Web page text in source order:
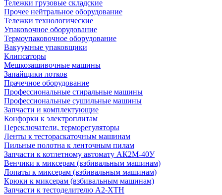
Тележки грузовые складские
Прочее нейтральное оборудование
Тележки технологические
Упаковочное оборудование
Термоупаковочное оборудование
Вакуумные упаковщики
Клипсаторы
Мешкозашивочные машины
Запайщики лотков
Прачечное оборудование
Профессиональные стиральные машины
Профессиональные сушильные машины
Запчасти и комплектующие
Конфорки к электроплитам
Переключатели, терморегуляторы
Ленты к тестораскаточным машинам
Пильные полотна к ленточным пилам
Запчасти к котлетному автомату АК2М-40У
Венчики к миксерам (взбивальным машинам)
Лопаты к миксерам (взбивальным машинам)
Крюки к миксерам (взбивальным машинам)
Запчасти к тестоделителю А2-ХТН